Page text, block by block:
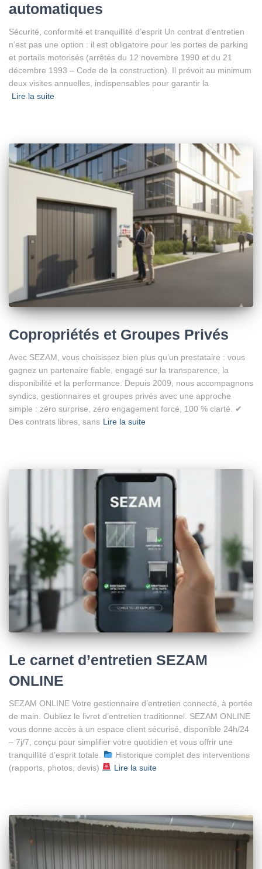
automatiques
Sécurité, conformité et tranquillité d’esprit Un contrat d’entretien
n’est pas une option : il est obligatoire pour les portes de parking
et portails motorisés (arrêtés du 12 novembre 1990 et du 21
décembre 1993 – Code de la construction). Il prévoit au minimum
deux visites annuelles, indispensables pour garantir la
Lire la suite
Copropriétés et Groupes Privés
Avec SEZAM, vous choisissez bien plus qu’un prestataire : vous
gagnez un partenaire fiable, engagé sur la transparence, la
disponibilité et la performance. Depuis 2009, nous accompagnons
syndics, gestionnaires et groupes privés avec une approche
simple : zéro surprise, zéro engagement forcé, 100 % clarté. ✔
Des contrats libres, sans Lire la suite
Le carnet d’entretien SEZAM
ONLINE
SEZAM ONLINE Votre gestionnaire d’entretien connecté, à portée
de main. Oubliez le livret d’entretien traditionnel. SEZAM ONLINE
vous donne accès à un espace client sécurisé, disponible 24h/24
– 7j/7, conçu pour simplifier votre quotidien et vous offrir une
tranquillité d’esprit totale.
Historique complet des interventions
(rapports, photos, devis)
Lire la suite